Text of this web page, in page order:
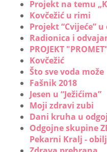
Projekt na temu
Kovčežić u rimi
Projekt “Cvijeće”
Radionica i
PROJEKT
Kovčežić
Što sve voda može
Fašnik 2018
Jesen u “Ježićima”
Moji zdravi zubi
Dani kruha u
Odgojne skupine
Pekarni Kralj -